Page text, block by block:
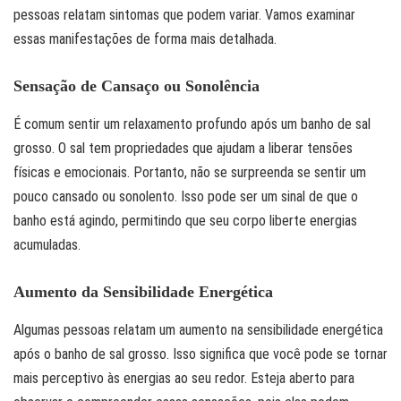
pessoas relatam sintomas que podem variar. Vamos examinar
essas manifestações de forma mais detalhada.
Sensação de Cansaço ou Sonolência
É comum sentir um relaxamento profundo após um banho de sal
grosso. O sal tem propriedades que ajudam a liberar tensões
físicas e emocionais. Portanto, não se surpreenda se sentir um
pouco cansado ou sonolento. Isso pode ser um sinal de que o
banho está agindo, permitindo que seu corpo liberte energias
acumuladas.
Aumento da Sensibilidade Energética
Algumas pessoas relatam um aumento na sensibilidade energética
após o banho de sal grosso. Isso significa que você pode se tornar
mais perceptivo às energias ao seu redor. Esteja aberto para